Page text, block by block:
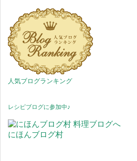
人気ブログランキング
レシピブログに参加中♪
にほんブログ村